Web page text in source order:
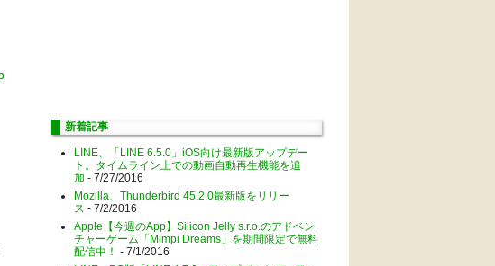
新着記事
LINE、「LINE 6.5.0」iOS向け最新版アップデー
ト。タイムライン上での動画自動再生機能を追
加 - 7/27/2016
Mozilla、Thunderbird 45.2.0最新版をリリー
ス - 7/2/2016
Apple【今週のApp】Silicon Jelly s.r.o.のアドベン
チャーゲーム「Mimpi Dreams」を期間限定で無料
配信中！ - 7/1/2016